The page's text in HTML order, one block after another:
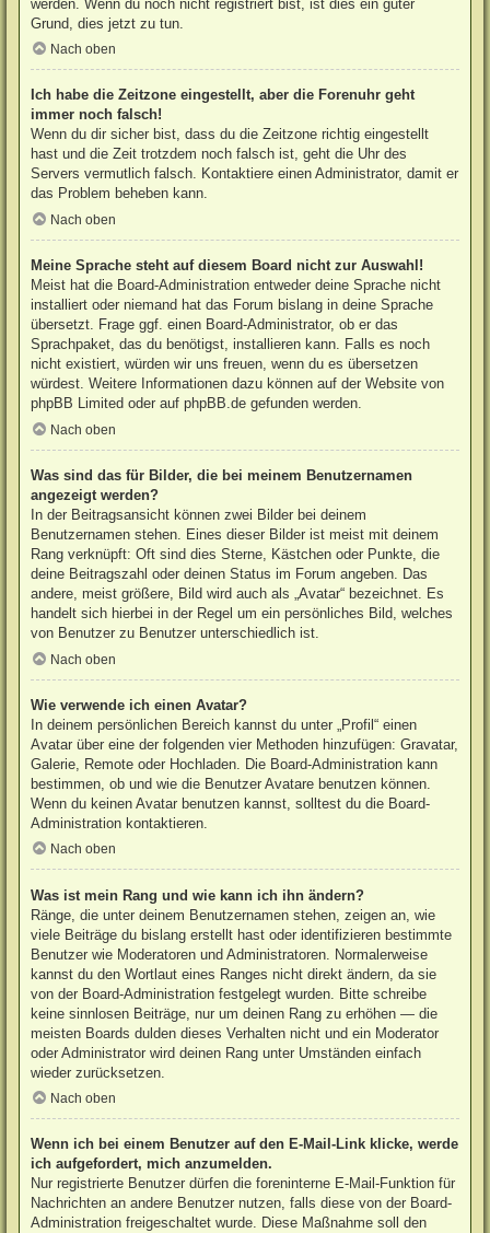
werden. Wenn du noch nicht registriert bist, ist dies ein guter
Grund, dies jetzt zu tun.
Nach oben
Ich habe die Zeitzone eingestellt, aber die Forenuhr geht
immer noch falsch!
Wenn du dir sicher bist, dass du die Zeitzone richtig eingestellt
hast und die Zeit trotzdem noch falsch ist, geht die Uhr des
Servers vermutlich falsch. Kontaktiere einen Administrator, damit er
das Problem beheben kann.
Nach oben
Meine Sprache steht auf diesem Board nicht zur Auswahl!
Meist hat die Board-Administration entweder deine Sprache nicht
installiert oder niemand hat das Forum bislang in deine Sprache
übersetzt. Frage ggf. einen Board-Administrator, ob er das
Sprachpaket, das du benötigst, installieren kann. Falls es noch
nicht existiert, würden wir uns freuen, wenn du es übersetzen
würdest. Weitere Informationen dazu können auf der Website von
phpBB Limited oder aufphpBB.de gefunden werden.
Nach oben
Was sind das für Bilder, die bei meinem Benutzernamen
angezeigt werden?
In der Beitragsansicht können zwei Bilder bei deinem
Benutzernamen stehen. Eines dieser Bilder ist meist mit deinem
Rang verknüpft: Oft sind dies Sterne, Kästchen oder Punkte, die
deine Beitragszahl oder deinen Status im Forum angeben. Das
andere, meist größere, Bild wird auch als „Avatar“ bezeichnet. Es
handelt sich hierbei in der Regel um ein persönliches Bild, welches
von Benutzer zu Benutzer unterschiedlich ist.
Nach oben
Wie verwende ich einen Avatar?
In deinem persönlichen Bereich kannst du unter „Profil“ einen
Avatar über eine der folgenden vier Methoden hinzufügen: Gravatar,
Galerie, Remote oder Hochladen. Die Board-Administration kann
bestimmen, ob und wie die Benutzer Avatare benutzen können.
Wenn du keinen Avatar benutzen kannst, solltest du die Board-
Administration kontaktieren.
Nach oben
Was ist mein Rang und wie kann ich ihn ändern?
Ränge, die unter deinem Benutzernamen stehen, zeigen an, wie
viele Beiträge du bislang erstellt hast oder identifizieren bestimmte
Benutzer wie Moderatoren und Administratoren. Normalerweise
kannst du den Wortlaut eines Ranges nicht direkt ändern, da sie
von der Board-Administration festgelegt wurden. Bitte schreibe
keine sinnlosen Beiträge, nur um deinen Rang zu erhöhen — die
meisten Boards dulden dieses Verhalten nicht und ein Moderator
oder Administrator wird deinen Rang unter Umständen einfach
wieder zurücksetzen.
Nach oben
Wenn ich bei einem Benutzer auf den E-Mail-Link klicke, werde
ich aufgefordert, mich anzumelden.
Nur registrierte Benutzer dürfen die foreninterne E-Mail-Funktion für
Nachrichten an andere Benutzer nutzen, falls diese von der Board-
Administration freigeschaltet wurde. Diese Maßnahme soll den